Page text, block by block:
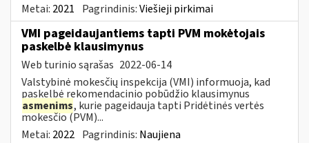
Metai: 2021 Pagrindinis:Viešieji pirkimai
VMI pageidaujantiems tapti PVM mokėtojais
paskelbė klausimynus
Web turinio sąrašas 2022-06-14
Valstybinė mokesčių inspekcija (VMI) informuoja, kad
paskelbė rekomendacinio pobūdžio klausimynus
asmenims, kurie pageidauja tapti Pridėtinės vertės
mokesčio (PVM)...
Metai: 2022 Pagrindinis: Naujiena